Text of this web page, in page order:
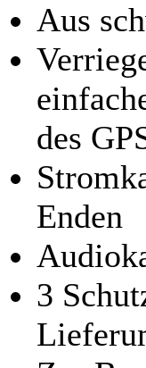
Aus
des
Enden
3